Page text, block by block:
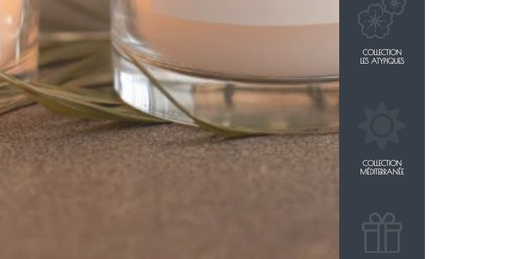
COLLECTION
LES ATYPIQUES
COLLECTION
MÉDITERRANÉE